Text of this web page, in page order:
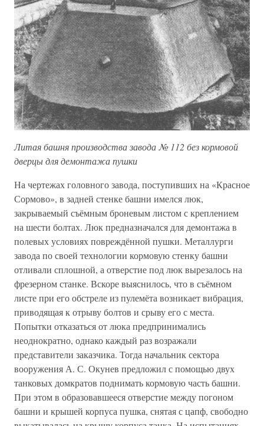
Литая башня производства завода № 112 без кормовой
дверцы для демонтажа пушки
На чертежах головного завода, поступивших на «Красное
Сормово», в задней стенке башни имелся люк,
закрываемый съёмным броневым листом с креплением
на шести болтах. Люк предназначался для демонтажа в
полевых условиях повреждённой пушки. Металлурги
завода по своей технологии кормовую стенку башни
отливали сплошной, а отверстие под люк вырезалось на
фрезерном станке. Вскоре выяснилось, что в съёмном
листе при его обстреле из пулемёта возникает вибрация,
приводящая к отрыву болтов и срыву его с места.
Попытки отказаться от люка предпринимались
неоднократно, однако каждый раз возражали
представители заказчика. Тогда начальник сектора
вооружения А. С. Окунев предложил с помощью двух
танковых домкратов поднимать кормовую часть башни.
При этом в образовавшееся отверстие между погоном
башни и крышей корпуса пушка, снятая с цапф, свободно